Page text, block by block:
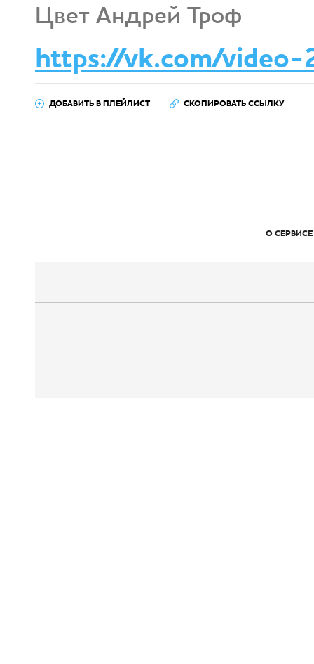
Цвет Андрей Троф
https://vk.com/
ДОБАВИТЬ В ПЛЕЙЛИСТ СКОПИРОВАТЬ ССЫЛКУ
О СЕРВИСЕ